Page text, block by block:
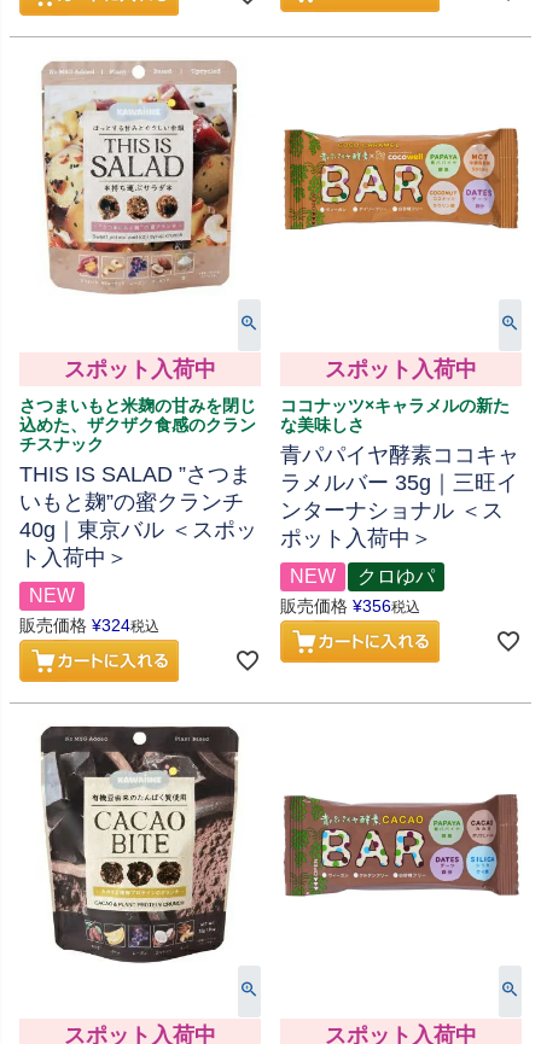
スポット入荷中
さつまいもと米麹の甘みを閉じ
込めた、ザクザク食感のクラン
チスナック
THIS IS SALAD ”さつま
いもと麹”の蜜クランチ
40g｜東京バル ＜スポッ
ト入荷中＞
NEW
販売価格 ¥324税込
スポット入荷中
ココナッツ×キャラメルの新た
な美味しさ
青パパイヤ酵素ココキャ
ラメルバー 35g｜三旺イ
ンターナショナル ＜ス
ポット入荷中＞
NEW クロゆパ
販売価格 ¥356税込
スポット入荷中 スポット入荷中